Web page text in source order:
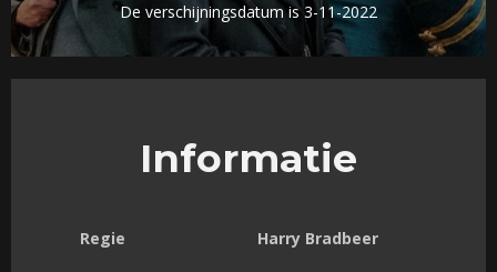
De verschijningsdatum is 3-11-2022
Informatie
Regie Harry Bradbeer